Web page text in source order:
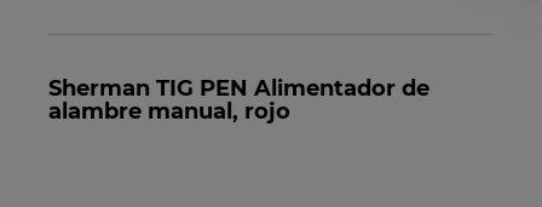
Sherman TIG PEN Alimentador de
alambre manual, rojo